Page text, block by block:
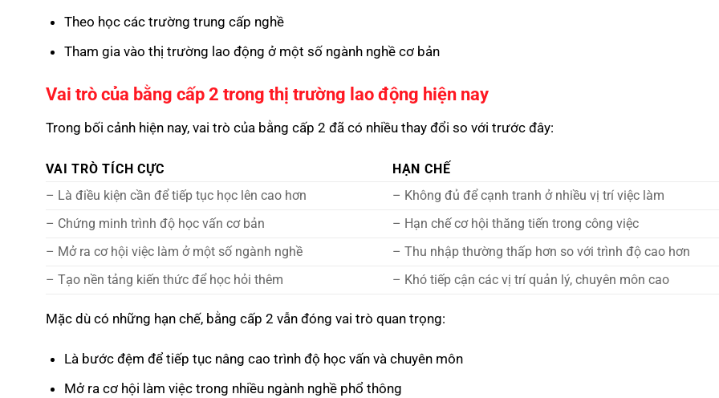
Theo học các trường trung cấp nghề
Tham gia vào thị trường lao động ở một số ngành nghề cơ bản
Vai trò của bằng cấp 2 trong thị trường lao động hiện nay
Trong bối cảnh hiện nay, vai trò của bằng cấp 2 đã có nhiều thay đổi so với trước đây:
VAI TRÒ TÍCH CỰC
HẠN CHẾ
– Là điều kiện cần để tiếp tục học lên cao hơn
– Không đủ để cạnh tranh ở nhiều vị trí việc làm
– Chứng minh trình độ học vấn cơ bản
– Hạn chế cơ hội thăng tiến trong công việc
– Mở ra cơ hội việc làm ở một số ngành nghề
– Thu nhập thường thấp hơn so với trình độ cao hơn
– Tạo nền tảng kiến thức để học hỏi thêm
– Khó tiếp cận các vị trí quản lý, chuyên môn cao
Mặc dù có những hạn chế, bằng cấp 2 vẫn đóng vai trò quan trọng:
Là bước đệm để tiếp tục nâng cao trình độ học vấn và chuyên môn
Mở ra cơ hội làm việc trong nhiều ngành nghề phổ thông